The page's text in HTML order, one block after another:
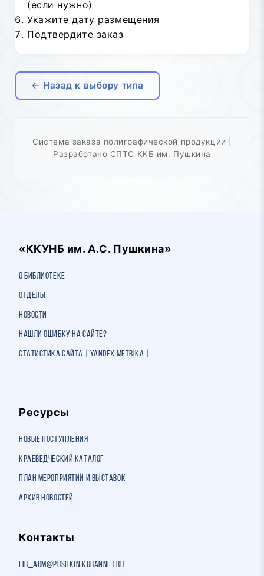
(если нужно)
Укажите дату размещения
Подтвердите заказ
← Назад к выбору типа
Система заказа полиграфической продукции |
Разработано СПТС ККБ им. Пушкина
«ККУНБ им. А.С. Пушкина»
О библиотеке
Отделы
Новости
Нашли ошибку на сайте?
Статистика сайта | Yandex.Metrika |
Ресурсы
Новые поступления
Краеведческий каталог
План мероприятий и выставок
Архив новостей
Контакты
lib_adm@pushkin.kubannet.ru